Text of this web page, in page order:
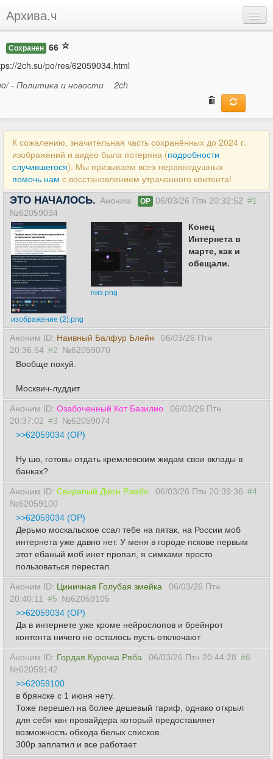
Архива.ч
Добавить
Войти
Сохранен 66
2ch.su/po/res/62059034.html
- Политика и новости
2ch
К сожалению, значительная часть сохранённых до 2024 г.
изображений и видео была потеряна (подробности
случившегося). Мы призываем всех неравнодушных
помочь нам с восстановлением утраченного контента!
ЭТО НАЧАЛОСЬ. Аноним OP 06/03/26 Птн 20:32:52 #1
№62059034
изображение (2).png
пиз.png
Конец
Интернета в
марте, как и
обещали.
Аноним ID: Наивный Балфур Блейн
06/03/26 Птн
20:36:54 #2 №62059070
Вообще похуй.
Москвич-луддит
Аноним ID: Озабоченный Кот Базилио
06/03/26 Птн
20:37:02 #3 №62059074
>>62059034 (OP)
Ну шо, готовы отдать кремлевским жидам свои вклады в
банках?
Аноним ID: Свирепый Джон Рэмбо 06/03/26 Птн 20:39:36 #4
№62059100
>>62059034 (OP)
Дерьмо москальское ссал тебе на пятак, на России моб
интернета уже давно нет. У меня в городе пскове первым
этот ебаный моб инет пропал, я симками просто
пользоваться перестал.
Аноним ID: Циничная Голубая змейка
06/03/26 Птн
20:40:11
#5 №62059105
>>62059034 (OP)
Да в интернете уже кроме нейрослопов и брейнрот
контента ничего не осталось пусть отключают
Аноним ID: Гордая Курочка Ряба 06/03/26 Птн 20:44:28 #6
№62059142
>>62059100
в брянске с 1 июня нету.
Тоже перешел на более дешевый тариф, однако открыл
для себя квн провайдера который предоставляет
возможность обхода белых списков.
300р заплатил и все работает